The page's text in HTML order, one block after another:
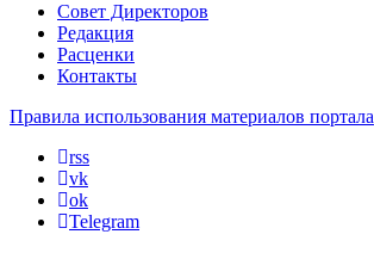
Совет Директоров
Редакция
Расценки
Контакты
Правила использования материалов портала
rss
vk
ok
Telegram